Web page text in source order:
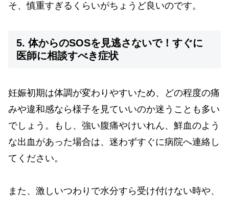
そ、慎重すぎるくらいがちょうど良いのです。
5. 体からのSOSを見逃さないで！すぐに
医師に相談すべき症状
妊娠初期は体調が変わりやすいため、どの程度の痛
みや違和感なら様子を見ていいのか迷うことも多い
でしょう。もし、強い腹痛やけいれん、鮮血のよう
な出血があった場合は、迷わずすぐに病院へ連絡し
てください。
また、激しいつわりで水分すら受け付けない時や、